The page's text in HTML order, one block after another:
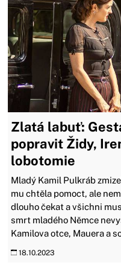
Zlatá labuť:
popravit Židy,
lobotomie
Mladý Kamil Pulkráb
mu chtěla pomoct, ale
dlouho čekat a všichni
smrt mladého Němce
Kamilova otce, Mauera a
18.10.2023